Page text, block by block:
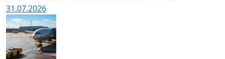
31.07.2026